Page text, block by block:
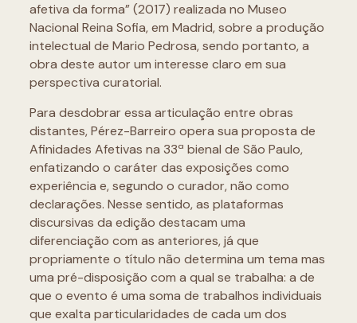
afetiva da forma” (2017) realizada no Museo
Nacional Reina Sofia, em Madrid, sobre a produção
intelectual de Mario Pedrosa, sendo portanto, a
obra deste autor um interesse claro em sua
perspectiva curatorial.
Para desdobrar essa articulação entre obras
distantes, Pérez-Barreiro opera sua proposta de
Afinidades Afetivas na 33ª bienal de São Paulo,
enfatizando o caráter das exposições como
experiência e, segundo o curador, não como
declarações. Nesse sentido, as plataformas
discursivas da edição destacam uma
diferenciação com as anteriores, já que
propriamente o título não determina um tema mas
uma pré-disposição com a qual se trabalha: a de
que o evento é uma soma de trabalhos individuais
que exalta particularidades de cada um dos